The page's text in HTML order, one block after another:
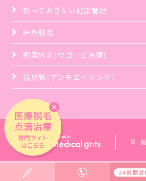
知っておきたい健康管理
医療脱毛
肥満外来(ウゴービ治療)
抗加齢（アンチエイジング）
©